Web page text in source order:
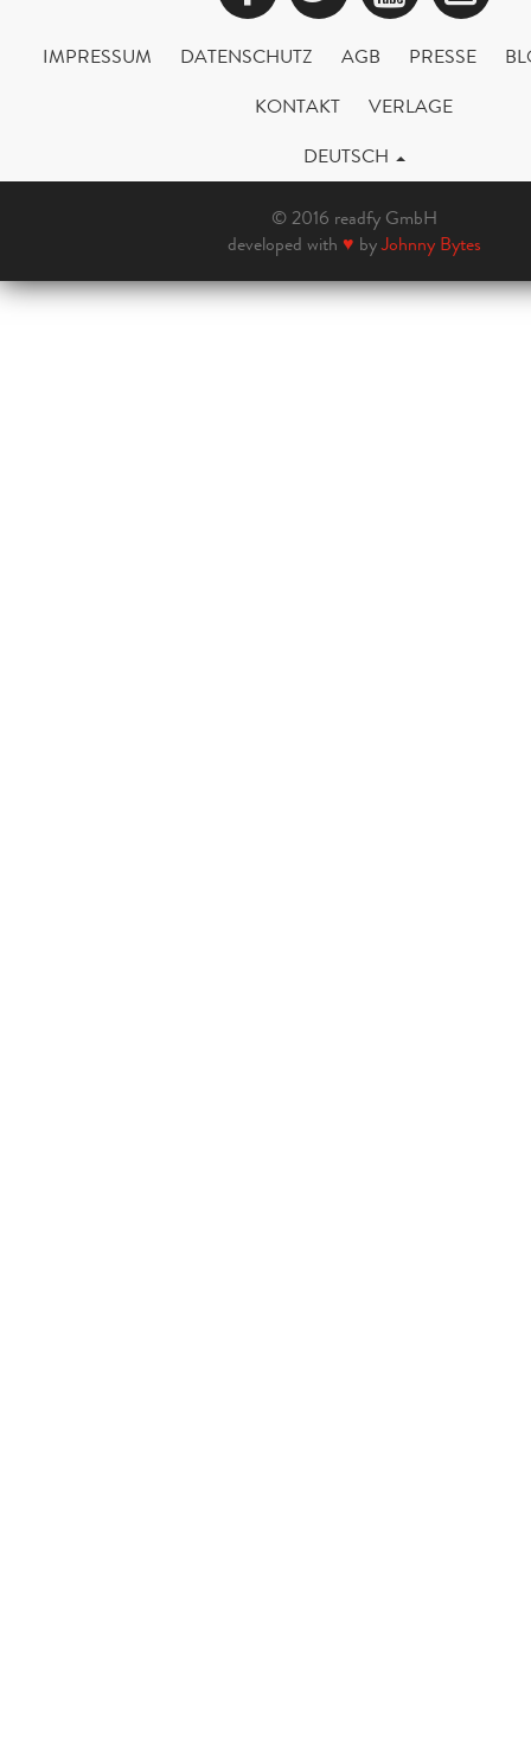
IMPRESSUM DATENSCHUTZ AGB PRESSE
KONTAKT
VERLAGE
DEUTSCH
© 2016 readfy GmbH
developed with ♥ byJohnny Bytes